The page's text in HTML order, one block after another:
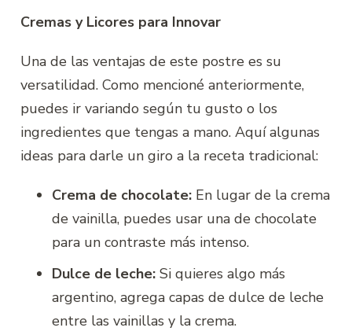
Cremas y Licores para Innovar
Una de las ventajas de este postre es su
versatilidad. Como mencioné anteriormente,
puedes ir variando según tu gusto o los
ingredientes que tengas a mano. Aquí algunas
ideas para darle un giro a la receta tradicional:
Crema de chocolate: En lugar de la crema
de vainilla, puedes usar una de chocolate
para un contraste más intenso.
Dulce de leche: Si quieres algo más
argentino, agrega capas de dulce de leche
entre las vainillas y la crema.